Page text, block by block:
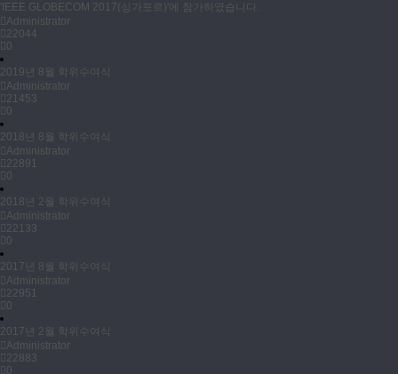
'IEEE GLOBECOM 2017(싱가포르)'에 참가하였습니다.
Administrator
22044
0
2019년 8월 학위수여식
Administrator
21453
0
2018년 8월 학위수여식
Administrator
22891
0
2018년 2월 학위수여식
Administrator
22133
0
2017년 8월 학위수여식
Administrator
22951
0
2017년 2월 학위수여식
Administrator
22883
0